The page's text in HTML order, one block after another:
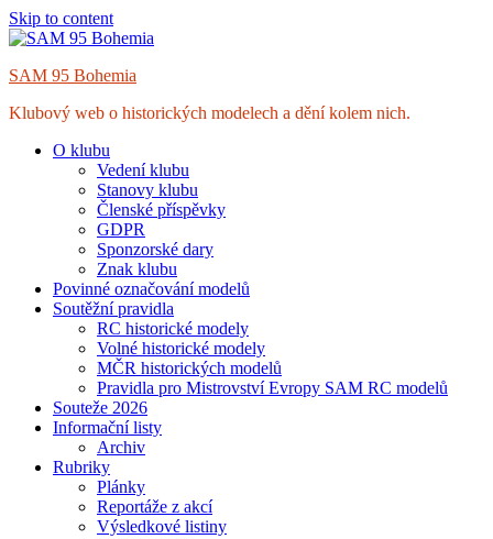
Skip to content
SAM 95 Bohemia
Klubový web o historických modelech a dění kolem nich.
O klubu
Vedení klubu
Stanovy klubu
Členské příspěvky
GDPR
Sponzorské dary
Znak klubu
Povinné označování modelů
Soutěžní pravidla
RC historické modely
Volné historické modely
MČR historických modelů
Pravidla pro Mistrovství Evropy SAM RC modelů
Souteže 2026
Informační listy
Archiv
Rubriky
Plánky
Reportáže z akcí
Výsledkové listiny